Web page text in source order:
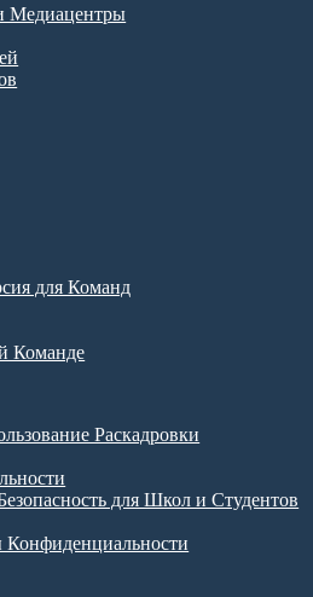
Медиацентры
для Команд
Команде
Раскадровки
для Школ и Студентов